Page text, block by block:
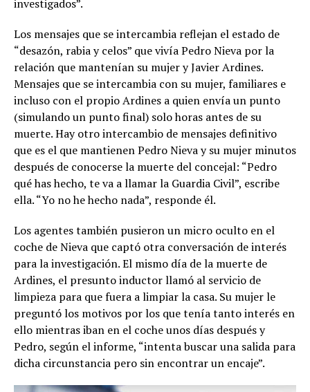
investigados”.
Los mensajes que se intercambia reflejan el estado de
“desazón, rabia y celos” que vivía Pedro Nieva por la
relación que mantenían su mujer y Javier Ardines.
Mensajes que se intercambia con su mujer, familiares e
incluso con el propio Ardines a quien envía un punto
(simulando un punto final) solo horas antes de su
muerte. Hay otro intercambio de mensajes definitivo
que es el que mantienen Pedro Nieva y su mujer minutos
después de conocerse la muerte del concejal: “Pedro
qué has hecho, te va a llamar la Guardia Civil”, escribe
ella. “Yo no he hecho nada”, responde él.
Los agentes también pusieron un micro oculto en el
coche de Nieva que captó otra conversación de interés
para la investigación. El mismo día de la muerte de
Ardines, el presunto inductor llamó al servicio de
limpieza para que fuera a limpiar la casa. Su mujer le
preguntó los motivos por los que tenía tanto interés en
ello mientras iban en el coche unos días después y
Pedro, según el informe, “intenta buscar una salida para
dicha circunstancia pero sin encontrar un encaje”.